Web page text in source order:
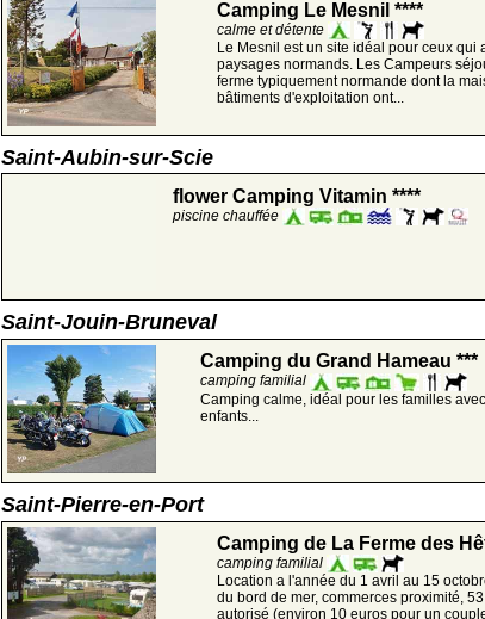
Camping Le Mesnil ****
calme et détente
Le Mesnil est un site idéal pour ceux qui
paysages normands. Les Campeurs
ferme typiquement normande dont la
bâtiments d'exploitation ont...
Saint-Aubin-sur-Scie
flower Camping Vitamin ****
piscine chauffée
Saint-Jouin-Bruneval
Camping du Grand Hameau ***
camping familial
Camping calme, idéal pour les familles
enfants...
Saint-Pierre-en-Port
Camping de La Ferme des
camping familial
Location a l'année du 1 avril au 15
du bord de mer, commerces proximité,
autorisé (environ 10 euros pour un